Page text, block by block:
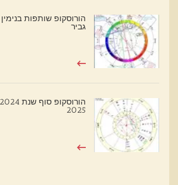
הורוסקופ שותפות
גביר
2025